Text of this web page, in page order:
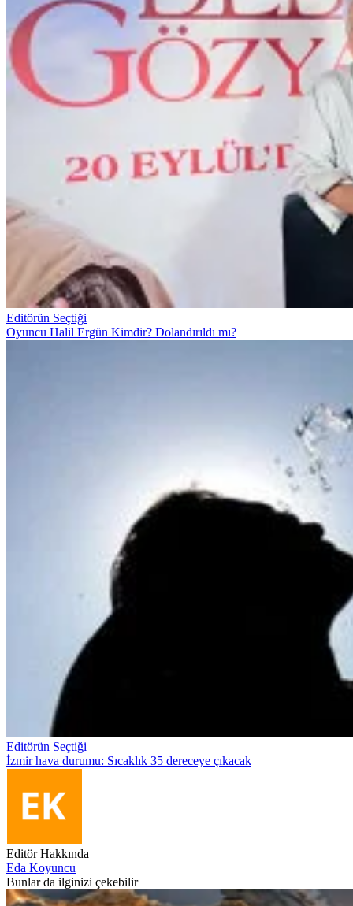
Editörün Seçtiği
Oyuncu Halil Ergün Kimdir? Dolandırıldı mı?
Editörün Seçtiği
İzmir hava durumu: Sıcaklık 35 dereceye çıkacak
Editör Hakkında
Eda Koyuncu
Bunlar da ilginizi çekebilir